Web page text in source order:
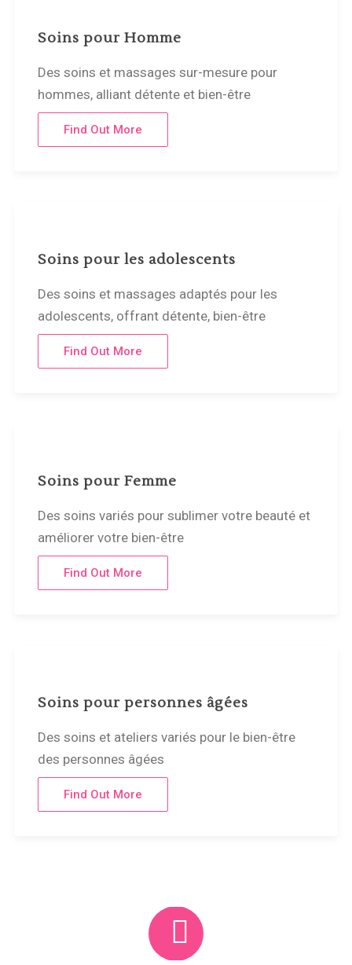
Soins pour Homme
Des soins et massages sur-mesure pour
hommes, alliant détente et bien-être
Find Out More
Soins pour les adolescents
Des soins et massages adaptés pour les
adolescents, offrant détente, bien-être
Find Out More
Soins pour Femme
Des soins variés pour sublimer votre beauté et
améliorer votre bien-être
Find Out More
Soins pour personnes âgées
Des soins et ateliers variés pour le bien-être
des personnes âgées
Find Out More